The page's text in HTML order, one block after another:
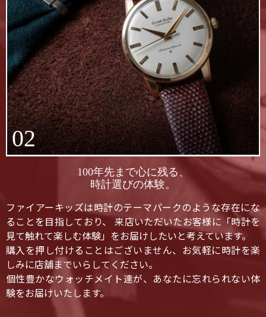
02
100年先まで心に残る、
時計選びの体験。
ファイアーキッズは時計のテーマパークのような存在にな
ることを目指しており、 来店いただいたお客様に「時計を
見て触れて楽しむ体験」をお届けしたいと考えています。
購入を押し付けることはございません、お気軽に時計を楽
しみに店舗までいらしてください。
個性豊かなウォッチメイト達が、あなたに忘れられない体
験をお届けいたします。